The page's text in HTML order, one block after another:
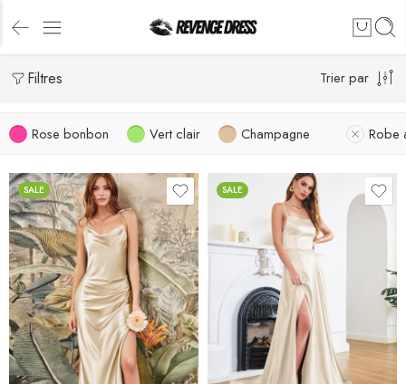
Filtres Trier par
Rose bonbon Vert clair Champagne Robe
SALE SALE